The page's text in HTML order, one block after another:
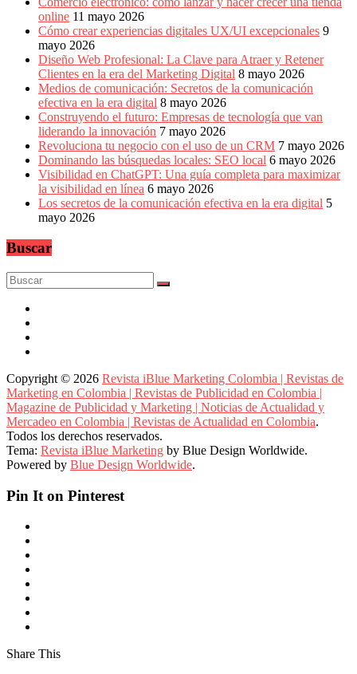
online 11 mayo 2026
Cómo crear experiencias digitales UX/UI excepcionales 9
mayo 2026
Diseño Web Profesional: La Clave para Atraer y Retener
Clientes en la era del Marketing Digital 8 mayo 2026
Medios de comunicación: Secretos de la comunicación
efectiva en la era digital 8 mayo 2026
Construyendo el futuro: Empresas de tecnología que van
liderando la innovación 7 mayo 2026
Revoluciona tu negocio con el uso de un CRM 7 mayo 2026
Dominando las búsquedas locales: SEO local 6 mayo 2026
Visibilidad en ChatGPT: Una guía completa para maximizar
la visibilidad en línea 6 mayo 2026
Los secretos de la comunicación efectiva en la era digital 5
mayo 2026
Buscar
Copyright © 2026 Revista iBlue Marketing Colombia | Revistas de
Marketing en Colombia | Revistas de Publicidad en Colombia |
Magazine de Publicidad y Marketing | Noticias de Actualidad y
Mercadeo en Colombia | Revistas de Actualidad en Colombia.
Todos los derechos reservados.
Tema: Revista iBlue Marketing by Blue Design Worldwide.
Powered by Blue Design Worldwide.
Pin It on Pinterest
Share This